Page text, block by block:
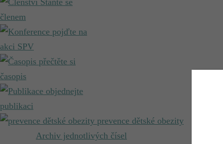
Staňte se
členem
pojďte na
akci SPV
přečtěte si
časopis
objednejte
publikaci
prevence dětské obezity
Archiv jednotlivých čísel